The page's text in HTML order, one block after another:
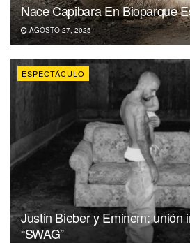
Nace Capibara En Bioparque
AGOSTO 27, 2025
ESPECTÁCULO
Justin Bieber y Eminem: unión
“SWAG”